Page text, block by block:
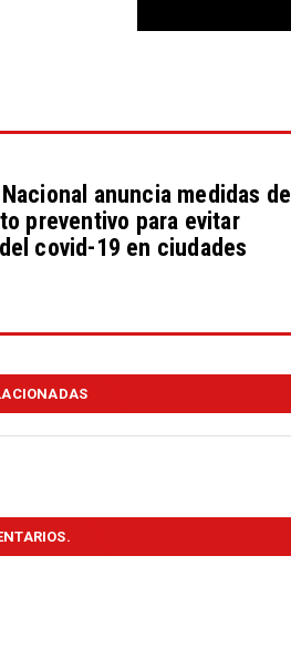
anuncia medidas de
preventivo para evitar
covid-19 en ciudades